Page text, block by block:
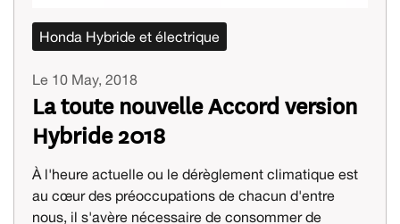
Honda Hybride et électrique
Le 10 May, 2018
La toute nouvelle Accord version
Hybride 2018
À l'heure actuelle ou le dérèglement climatique est
au cœur des préoccupations de chacun d'entre
nous, il s'avère nécessaire de consommer de